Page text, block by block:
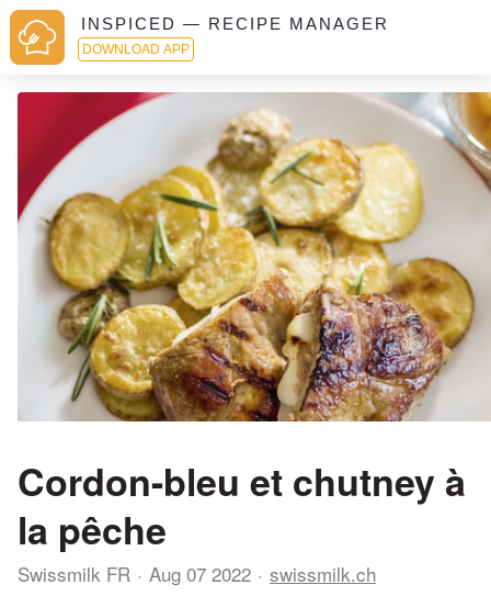
INSPICED — RECIPE MANAGER
DOWNLOAD APP
Cordon-bleu et chutney à
la pêche
Swissmilk FR Aug 07 2022 swissmilk.ch